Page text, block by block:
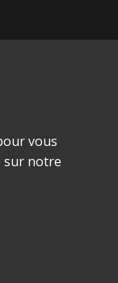
qu'à
cas être
ou des
vous
sur notre